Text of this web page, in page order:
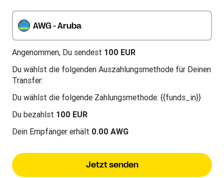
AWG - Aruba
Angenommen, Du sendest 100 EUR
Du wählst die folgenden Auszahlungsmethode für Deinen
Transfer:
Du wählst die folgende Zahlungsmethode: {{funds_in}}
Du bezahlst 100 EUR
Dein Empfänger erhält 0.00 AWG
Jetzt senden